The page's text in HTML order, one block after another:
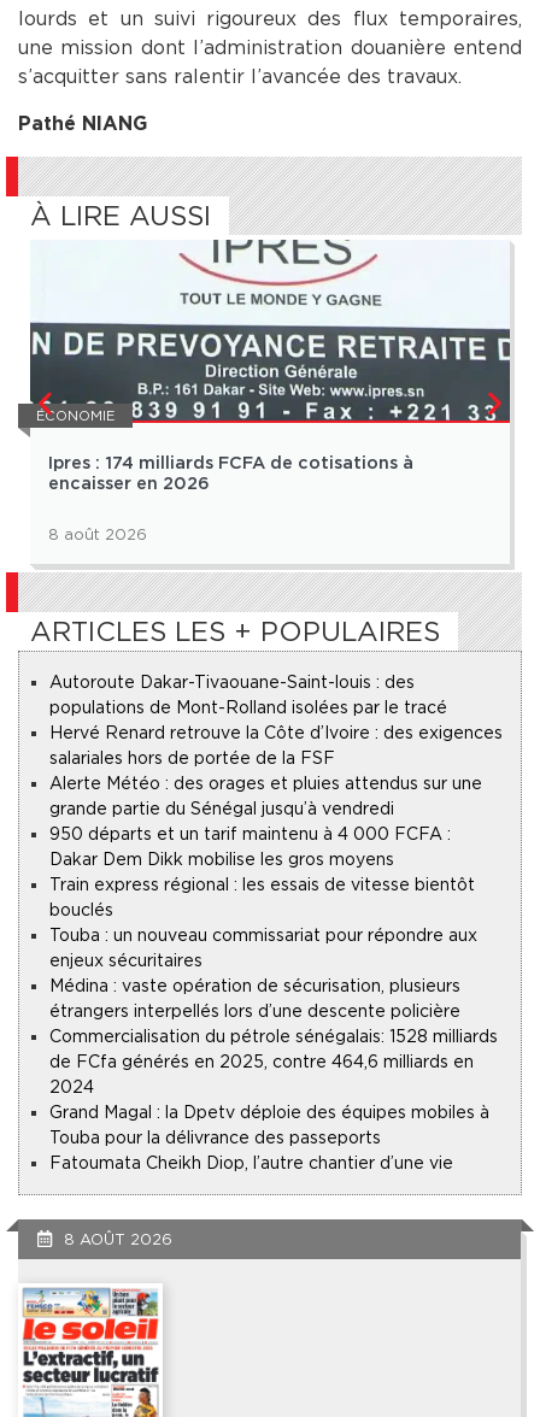
lourds et un suivi rigoureux des flux temporaires,
une mission dont l’administration douanière entend
s’acquitter sans ralentir l’avancée des travaux.
Pathé NIANG
À LIRE AUSSI
ÉCONOMIE
Ipres : 174 milliards FCFA de cotisations à
encaisser en 2026
8 août 2026
ARTICLES LES + POPULAIRES
Autoroute Dakar-Tivaouane-Saint-louis : des
populations de Mont-Rolland isolées par le tracé
Hervé Renard retrouve la Côte d’Ivoire : des exigences
salariales hors de portée de la FSF
Alerte Météo : des orages et pluies attendus sur une
grande partie du Sénégal jusqu’à vendredi
950 départs et un tarif maintenu à 4 000 FCFA :
Dakar Dem Dikk mobilise les gros moyens
Train express régional : les essais de vitesse bientôt
bouclés
Touba : un nouveau commissariat pour répondre aux
enjeux sécuritaires
Médina : vaste opération de sécurisation, plusieurs
étrangers interpellés lors d’une descente policière
Commercialisation du pétrole sénégalais : 1528 milliards
de FCfa générés en 2025, contre 464,6 milliards en
2024
Grand Magal : la Dpetv déploie des équipes mobiles à
Touba pour la délivrance des passeports
Fatoumata Cheikh Diop, l’autre chantier d’une vie
8 AOÛT 2026